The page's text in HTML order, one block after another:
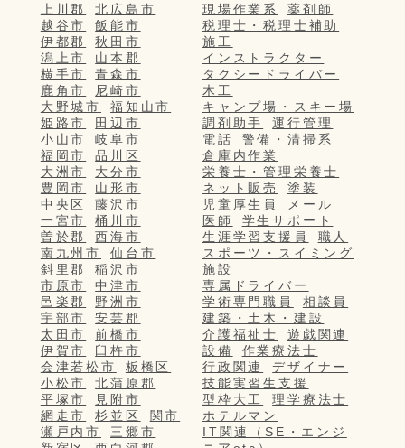
上川郡
北広島市
越谷市
飯能市
伊都郡
秋田市
潟上市
山本郡
横手市
青森市
鹿角市
尼崎市
大野城市
福知山市
姫路市
田辺市
小山市
岐阜市
福岡市
品川区
大洲市
大分市
豊岡市
山形市
中央区
藤沢市
一宮市
桶川市
曽於郡
西海市
南九州市
仙台市
斜里郡
稲沢市
市原市
中津市
邑楽郡
野洲市
宇部市
安芸郡
太田市
前橋市
伊賀市
臼杵市
会津若松市
板橋区
小松市
北蒲原郡
平塚市
見附市
網走市
杉並区
関市
瀬戸内市
三郷市
現場作業系
薬剤師
税理士・税理士補助
施工
インストラクター
タクシードライバー
木工
キャンプ場・スキー場
調剤助手
運行管理
電話
警備・清掃系
倉庫内作業
栄養士・管理栄養士
ネット販売
塗装
児童厚生員
メール
医師
学生サポート
生涯学習支援員
職人
スポーツ・スイミング
施設
専属ドライバー
学術専門職員
相談員
建築・土木・建設
介護福祉士
遊戯関連
設備
作業療法士
行政関連
デザイナー
技能実習生支援
型枠大工
理学療法士
ホテルマン
IT関連（SE・エンジ